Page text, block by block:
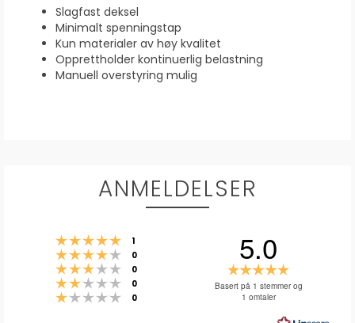
Slagfast deksel
Minimalt spenningstap
Kun materialer av høy kvalitet
Opprettholder kontinuerlig belastning
Manuell overstyring mulig
ANMELDELSER
Karakter: 5 av 5 mulige
1
Karakter: 4 av 5 mulige
0
Karakter: 3 av 5 mulige
0
Karakter: 2 av 5 mulige
0
Karakter: 1 av 5 mulige
0
5.0
5.0
5
Basert på 1 stemmer og
1 omtaler